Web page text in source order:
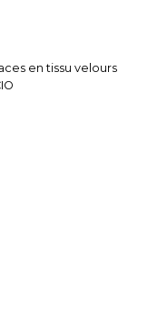
en tissu velours